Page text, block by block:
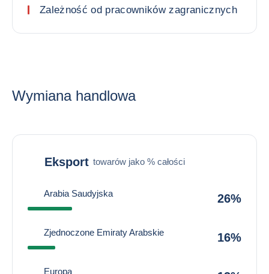
Zależność od pracowników zagranicznych
Wymiana handlowa
Eksport towarów jako % całości
Arabia Saudyjska 26%
Zjednoczone Emiraty Arabskie 16%
Europa